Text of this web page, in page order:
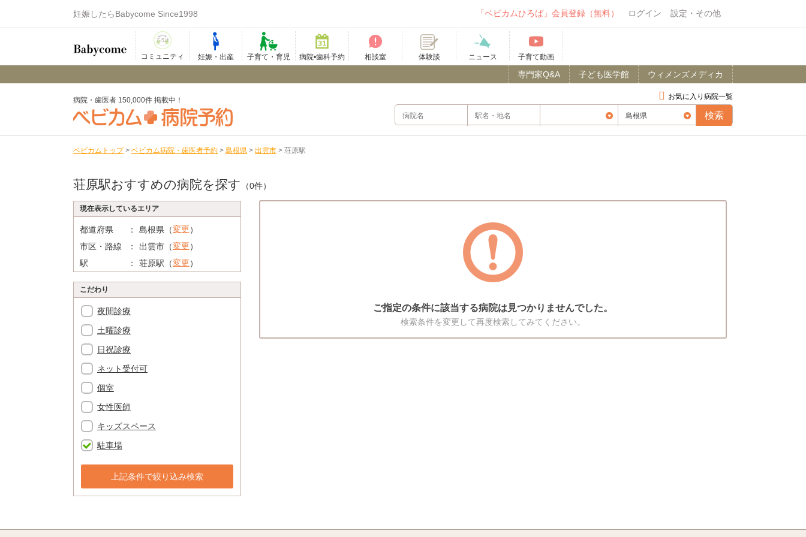
妊娠したらBabycome Since1998 「ベビカムひろば」会員登録（無料） ログイン 設定・その他
コミュニティ 妊娠・出産 子育て・育児 病院•歯科予約 相談室 体験談 ニュース 子育て動画
ウィメンズメディカ
子ども医学館
専門家Q&A
お気に入り病院一覧
病院・歯医者 150,000件 掲載中！
ベビカムトップ > ベビカム病院・歯医者予約 > 島根県 > 出雲市 > 荘原駅
荘原駅おすすめの病院を探す （0件）
現在表示しているエリア
都道府県 島根県（変更）
市区・路線
出雲市（変更）
駅
荘原駅（変更）
こだわり
夜間診療
土曜診療
日祝診療
ネット受付可
個室
女性医師
キッズスペース
駐車場
上記条件で絞り込み検索
ご指定の条件に該当する病院は見つかりませんでした。
検索条件を変更して再度検索してみてください。